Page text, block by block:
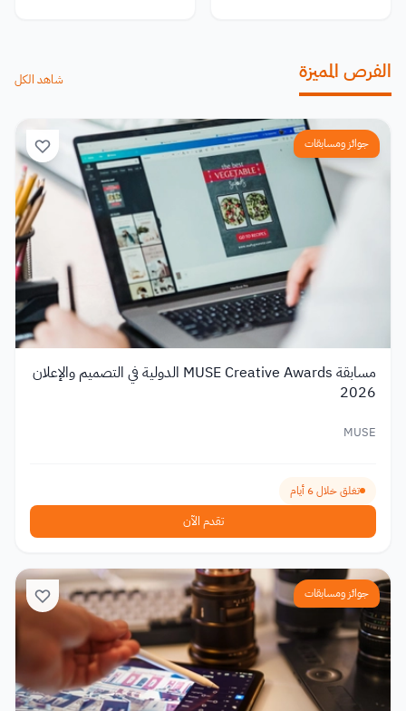
الفرص المميزة شاهد الكل
جوائز ومسابقات
مسابقة MUSE Creative Awards الدولية في التصميم والإعلان
2026
MUSE
تغلق خلال 6 أيام
تقدم الآن
جوائز ومسابقات